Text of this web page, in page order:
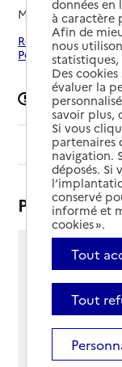
Mis à jour le03/
Rechercher les
Poitou
Signaler une
Sommaire
48 rue de
Voir
Téléphone :
05 49 59
Contact
Contact
données
à caractère
Afin de
nous
Des
évaluer la
savoir plus,
Si vous
partenaires
navigation.
déposés. Si
conservé
informé et
cookies ».
Tout
Tout